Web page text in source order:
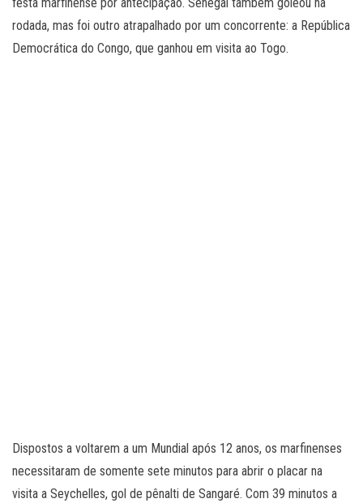
rodada, mas foi outro atrapalhado por um concorrente: a República
Democrática do Congo, que ganhou em visita ao Togo.
Dispostos a voltarem a um Mundial após 12 anos, os marfinenses
necessitaram de somente sete minutos para abrir o placar na
visita a Seychelles, gol de pênalti de Sangaré. Com 39 minutos a